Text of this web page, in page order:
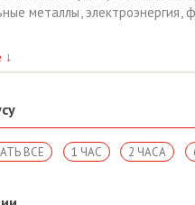
металлы,электроэнергия,
↓
2 ЧАСА
1 ЧАС
ВСЕ